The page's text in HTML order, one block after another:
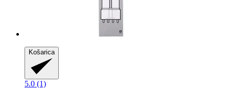
Košarica
5.0 (1)